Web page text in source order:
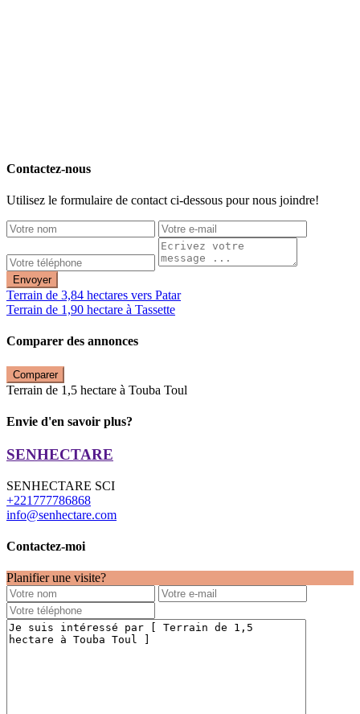
Contactez-nous
Utilisez le formulaire de contact ci-dessous pour nous joindre!
Envoyer
Terrain de 3,84 hectares vers Patar
Terrain de 1,90 hectare à Tassette
Comparer des annonces
Comparer
Terrain de 1,5 hectare à Touba Toul
Envie d'en savoir plus?
SENHECTARE
SENHECTARE SCI
+221777786868
info@senhectare.com
Contactez-moi
Planifier une visite?